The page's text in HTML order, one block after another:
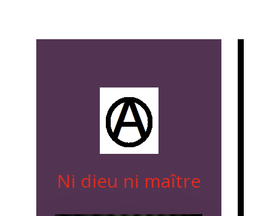
Ni dieu ni maître